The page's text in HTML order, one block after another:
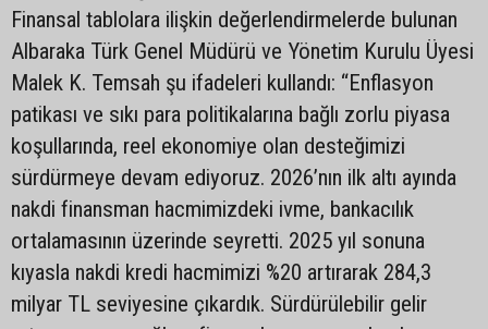
Finansal tablolara ilişkin değerlendirmelerde bulunan
Albaraka Türk Genel Müdürü ve Yönetim Kurulu Üyesi
Malek K. Temsah şu ifadeleri kullandı: “Enflasyon
patikası ve sıkı para politikalarına bağlı zorlu piyasa
koşullarında, reel ekonomiye olan desteğimizi
sürdürmeye devam ediyoruz. 2026’nın ilk altı ayında
nakdi finansman hacmimizdeki ivme, bankacılık
ortalamasının üzerinde seyretti. 2025 yıl sonuna
kıyasla nakdi kredi hacmimizi %20 artırarak 284,3
milyar TL seviyesine çıkardık. Sürdürülebilir gelir